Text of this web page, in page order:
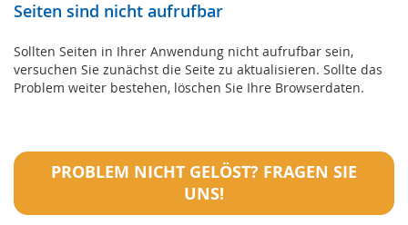
Seiten sind nicht aufrufbar
Sollten Seiten in Ihrer Anwendung nicht aufrufbar sein,
versuchen Sie zunächst die Seite zu aktualisieren. Sollte das
Problem weiter bestehen, löschen Sie Ihre Browserdaten.
PROBLEM NICHT GELÖST? FRAGEN SIE
UNS!